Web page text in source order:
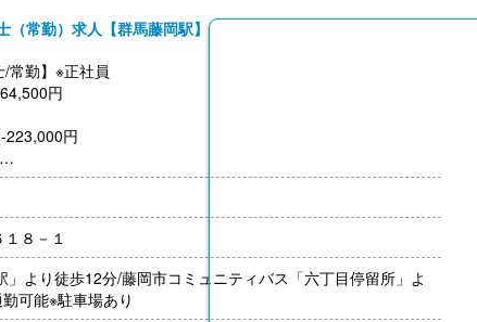
（常勤）求人【群馬藤岡駅】
/常勤】※正社員
円
円
円
ヶ月分）※前年度実績
5,000円/月）
り0.00％-4.00％）※前年度実績
年以上、共済加入
８－１
」より徒歩12分/藤岡市コミュニティバス「六丁目停留所」よ
可能※駐車場あり